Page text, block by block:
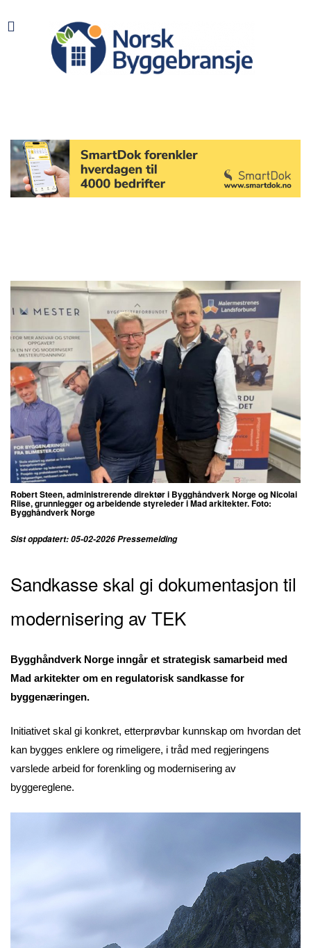
Robert Steen,administrerendedirektør i Bygghåndverk Norge og Nicolai
Riise, grunnlegger og arbeidende styreleder i Mad arkitekter. Foto:
Bygghåndverk Norge
Sist oppdatert: 05-02-2026 Pressemelding
Sandkasse skal gi dokumentasjon til
modernisering av TEK
Bygghåndverk Norge inngår et strategisk samarbeid med
Mad arkitekter om en regulatorisk sandkasse for
byggenæringen.
Initiativet skal gi konkret, etterprøvbar kunnskap om hvordan det
kan bygges enklere og rimeligere, i tråd med regjeringens
varslede arbeid for forenkling og modernisering av
byggereglene.